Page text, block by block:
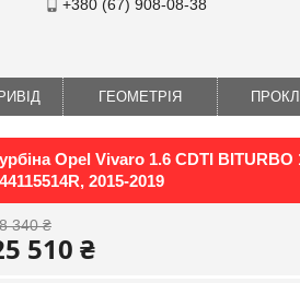
+380 (67) 908-08-38
ГЕОМЕТРІЯ
Opel Vivaro 1.6 CDTI BITURBO
2015-2019
340 ₴
510 ₴